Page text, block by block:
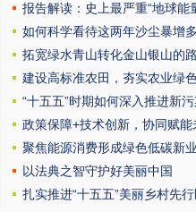
报告解读：史上最严重“地球能
如何科学看待这两年沙尘暴增
拓宽绿水青山转化金山银山的
建设高标准农田，夯实农业绿
“十五五”时期如何深入推进新
政策保障+技术创新，协同赋
聚焦能源消费形成绿色低碳新
以法典之智守护好美丽中国
扎实推进“十五五”美丽乡村先